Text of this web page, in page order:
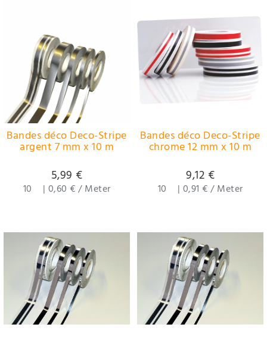
Bandes déco Deco-Stripe
argent 7 mm x 10 m
5,99 €
10 | 0,60 € / Meter
Bandes déco Deco-Stripe
chrome 12 mm x 10 m
9,12 €
10 | 0,91 € / Meter